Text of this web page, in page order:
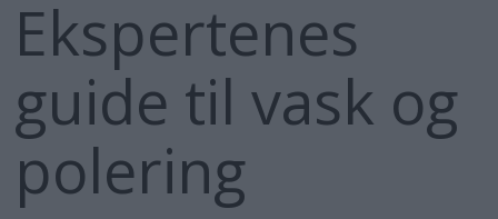
Ekspertenes
guide til vask og
polering